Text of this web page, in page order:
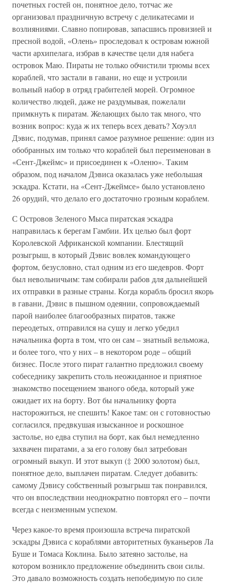
почетных гостей он, понятное дело, тотчас же
организовал праздничную встречу с деликатесами и
возлияниями. Славно попировав, запасшись провизией и
пресной водой, «Олень» проследовал к островам южной
части архипелага, избрав в качестве цели для набега
островок Маю. Пираты не только обчистили трюмы всех
кораблей, что застали в гавани, но еще и устроили
вольный набор в отряд грабителей морей. Огромное
количество людей, даже не раздумывая, пожелали
примкнуть к пиратам. Желающих было так много, что
возник вопрос: куда ж их теперь всех девать? Хоуэлл
Дэвис, подумав, принял самое разумное решение: один из
обобранных им только что кораблей был переименован в
«Сент-Джеймс» и присоединен к «Оленю». Таким
образом, под началом Дэвиса оказалась уже небольшая
эскадра. Кстати, на «Сент-Джеймсе» было установлено
26 орудий, что делало его достаточно грозным кораблем.
С Островов Зеленого Мыса пиратская эскадра
направилась к берегам Гамбии. Их целью был форт
Королевской Африканской компании. Блестящий
розыгрыш, в который Дэвис вовлек командующего
фортом, безусловно, стал одним из его шедевров. Форт
был невольничьим: там собирали рабов для дальнейшей
их отправки в разные страны. Когда корабль бросил якорь
в гавани, Дэвис в пышном одеянии, сопровождаемый
парой наиболее благообразных пиратов, также
переодетых, отправился на сушу и легко убедил
начальника форта в том, что он сам – знатный вельможа,
и более того, что у них – в некотором роде – общий
бизнес. После этого пират галантно предложил своему
собеседнику закрепить столь неожиданное и приятное
знакомство посещением званого обеда, который уже
ожидает их на борту. Вот бы начальнику форта
насторожиться, не спешить! Какое там: он с готовностью
согласился, предвкушая изысканное и роскошное
застолье, но едва ступил на борт, как был немедленно
захвачен пиратами, а за его голову был затребован
огромный выкуп. И этот выкуп (‡ 2000 золотом) был,
понятное дело, выплачен пиратам. Следует добавить:
самому Дэвису собственный розыгрыш так понравился,
что он впоследствии неоднократно повторял его – почти
всегда с неизменным успехом.
Через какое-то время произошла встреча пиратской
эскадры Дэвиса с кораблями авторитетных буканьеров Ла
Буше и Томаса Коклина. Было затеяно застолье, на
котором возникло предложение объединить свои силы.
Это давало возможность создать непобедимую по силе